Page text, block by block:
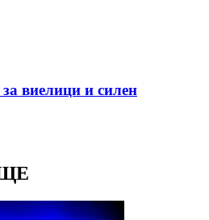
виелици и силен